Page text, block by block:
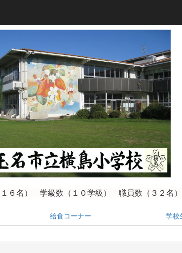
６名） 学級数（１０学級） 職員数（３２名）
給食コーナー 学校